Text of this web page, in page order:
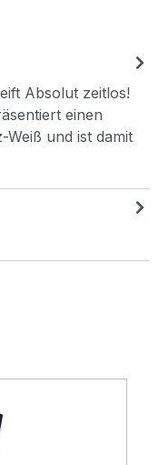
Absolut zeitlos!
einen
und ist damit